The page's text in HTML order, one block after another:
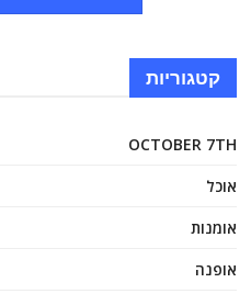
קטגוריות
OCTOBER 7TH
אוכל
אומנות
אופנה